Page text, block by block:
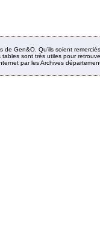
Gen&O. Qu’ils soient
sont très utiles pour
par les Archives